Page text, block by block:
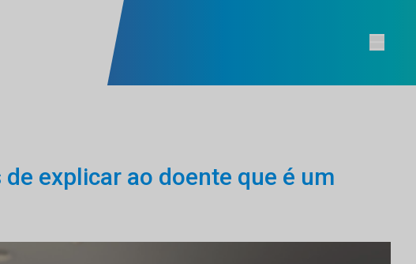
explicar ao doente que é um